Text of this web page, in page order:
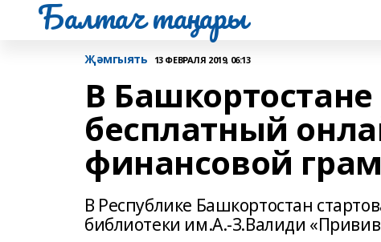
Балтач таңнары
Җәмгыять 13 ФЕВРАЛЯ 2019, 06:13
В
бесплатный
финансовой
В Республике Башкортостан
библиотеки им.А.-З.Валиди